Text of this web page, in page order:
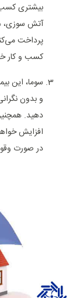
بیشتری کسب
آتش سوزی،
پرداخت
کسب و کار
سوما، این
و بدون
دهید.
افزایش
در صورت